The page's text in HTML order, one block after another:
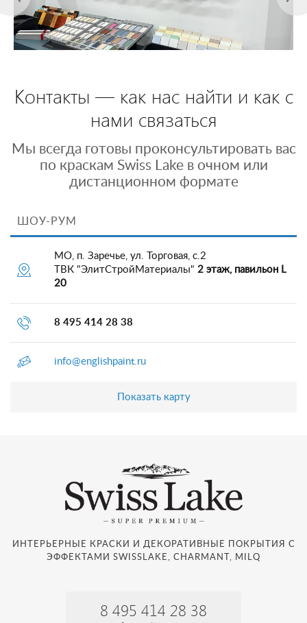
Контакты — как нас найти и как с
нами связаться
Мы всегда готовы проконсультировать вас
по краскам Swiss Lake в очном или
дистанционном формате
ШОУ-РУМ
МО, п. Заречье, ул. Торговая, с.2
ТВК "ЭлитСтройМатериалы" 2 этаж, павильон L
20
8 495 414 28 38
info@englishpaint.ru
Показать карту
ИНТЕРЬЕРНЫЕ КРАСКИ И ДЕКОРАТИВНЫЕ ПОКРЫТИЯ С
ЭФФЕКТАМИ SWISSLAKE, CHARMANT, MILQ
8 495 414 28 38